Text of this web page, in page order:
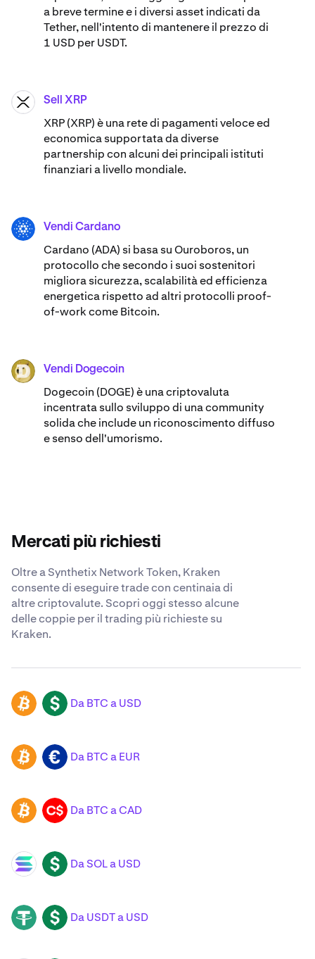
a breve termine e i diversi asset indicati da
Tether, nell'intento di mantenere il prezzo di
1 USD per USDT.
XRP Sell XRP
XRP (XRP) è una rete di pagamenti veloce ed
economica supportata da diverse
partnership con alcuni dei principali istituti
finanziari a livello mondiale.
ADA Vendi Cardano
Cardano (ADA) ​​si basa su Ouroboros, un
protocollo che secondo i suoi sostenitori
migliora sicurezza, scalabilità ed efficienza
energetica rispetto ad altri protocolli proof-
of-work come Bitcoin.
DOGE Vendi Dogecoin
Dogecoin (DOGE) è una criptovaluta
incentrata sullo sviluppo di una community
solida che include un riconoscimento diffuso
e senso dell'umorismo.
Mercati più richiesti
Oltre a Synthetix Network Token, Kraken
consente di eseguire trade con centinaia di
altre criptovalute. Scopri oggi stesso alcune
delle coppie per il trading più richieste su
Kraken.
BTC USD Da BTC a USD
BTC EUR Da BTC a EUR
BTC CAD Da BTC a CAD
SOL USD Da SOL a USD
USDT USD Da USDT a USD